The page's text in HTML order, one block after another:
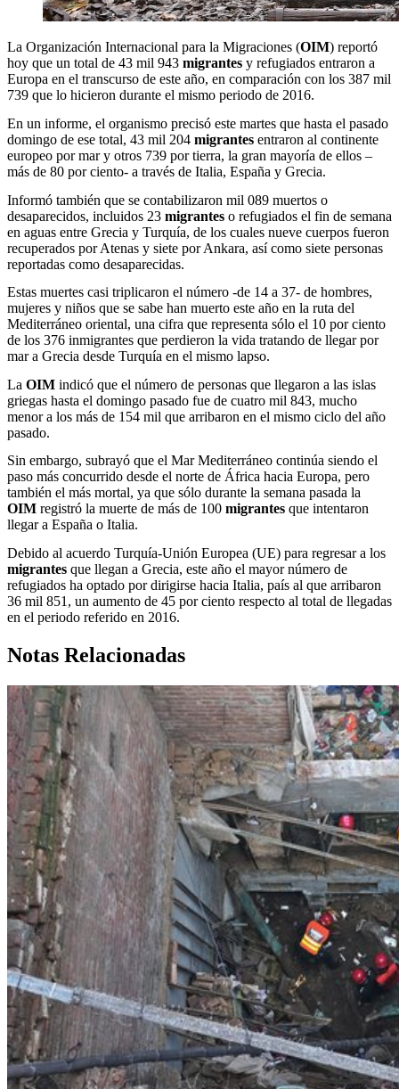
La Organización Internacional para la Migraciones (OIM) reportó
hoy que un total de 43 mil 943 migrantes y refugiados entraron a
Europa en el transcurso de este año, en comparación con los 387 mil
739 que lo hicieron durante el mismo periodo de 2016.
En un informe, el organismo precisó este martes que hasta el pasado
domingo de ese total, 43 mil 204 migrantes entraron al continente
europeo por mar y otros 739 por tierra, la gran mayoría de ellos –
más de 80 por ciento- a través de Italia, España y Grecia.
Informó también que se contabilizaron mil 089 muertos o
desaparecidos, incluidos 23 migrantes o refugiados el fin de semana
en aguas entre Grecia y Turquía, de los cuales nueve cuerpos fueron
recuperados por Atenas y siete por Ankara, así como siete personas
reportadas como desaparecidas.
Estas muertes casi triplicaron el número -de 14 a 37- de hombres,
mujeres y niños que se sabe han muerto este año en la ruta del
Mediterráneo oriental, una cifra que representa sólo el 10 por ciento
de los 376 inmigrantes que perdieron la vida tratando de llegar por
mar a Grecia desde Turquía en el mismo lapso.
La OIM indicó que el número de personas que llegaron a las islas
griegas hasta el domingo pasado fue de cuatro mil 843, mucho
menor a los más de 154 mil que arribaron en el mismo ciclo del año
pasado.
Sin embargo, subrayó que el Mar Mediterráneo continúa siendo el
paso más concurrido desde el norte de África hacia Europa, pero
también el más mortal, ya que sólo durante la semana pasada la
OIM registró la muerte de más de 100 migrantes que intentaron
llegar a España o Italia.
Debido al acuerdo Turquía-Unión Europea (UE) para regresar a los
migrantes que llegan a Grecia, este año el mayor número de
refugiados ha optado por dirigirse hacia Italia, país al que arribaron
36 mil 851, un aumento de 45 por ciento respecto al total de llegadas
en el periodo referido en 2016.
Notas Relacionadas